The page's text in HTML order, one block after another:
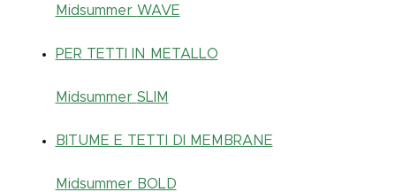
Midsummer WAVE
PER TETTI IN METALLO
Midsummer SLIM
BITUME E TETTI DI MEMBRANE
Midsummer BOLD